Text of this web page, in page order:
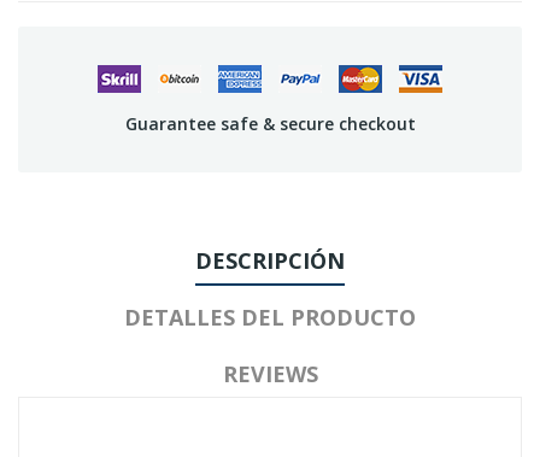
Guarantee safe & secure checkout
DESCRIPCIÓN
DETALLES DEL PRODUCTO
REVIEWS